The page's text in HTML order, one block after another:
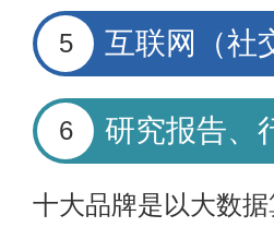
5 互联网（社
6 研究报告、
十大品牌是以大数